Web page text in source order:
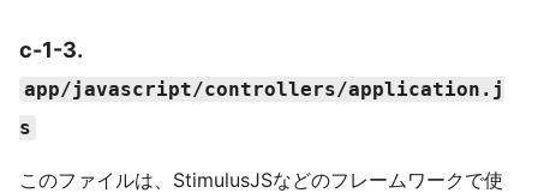
c-1-3.
app/javascript/controllers/application.j
s
このファイルは、StimulusJSなどのフレームワークで使